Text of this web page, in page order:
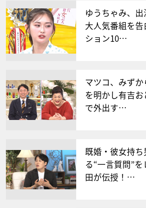
ゆうちゃみ、
大人気番組を告
ション10…
マツコ、みず
を明かし有吉
で外出す…
既婚・彼女持ち
る“一言質問”
田が伝授！…